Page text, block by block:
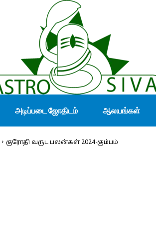
அடிப்படை ஜோதிடம் ஆலயங்கள்
குரோதி வருட பலன்கள் 2024-கும்பம்